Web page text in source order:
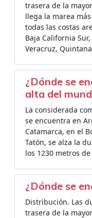
trasera de la
llega la marea
todas las costas
Baja California
Veracruz,
¿Dónde se
alta del
La considerada
se encuentra en
Catamarca, en el
Tatón, se alza la
los 1230 metros
¿Dónde se
Distribución. Las
trasera de la